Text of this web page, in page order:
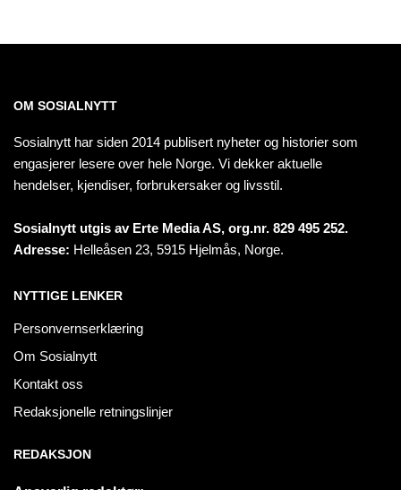
OM SOSIALNYTT
Sosialnytt har siden 2014 publisert nyheter og historier som
engasjerer lesere over hele Norge. Vi dekker aktuelle
hendelser, kjendiser, forbrukersaker og livsstil.
Sosialnytt utgis av Erte Media AS, org.nr. 829 495 252.
Adresse: Helleåsen 23, 5915 Hjelmås, Norge.
NYTTIGE LENKER
Personvernserklæring
Om Sosialnytt
Kontakt oss
Redaksjonelle retningslinjer
REDAKSJON